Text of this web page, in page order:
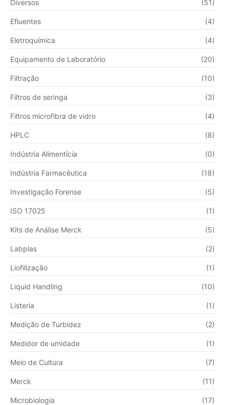
Diversos (51)
Efluentes (4)
Eletroquímica (4)
Equipamento de Laboratório (20)
Filtração (10)
Filtros de seringa (3)
Filtros microfibra de vidro (4)
HPLC (8)
Indústria Alimentícia (0)
Indústria Farmacêutica (18)
Investigação Forense (5)
ISO 17025 (1)
Kits de Análise Merck (5)
Labplas (2)
Liofilização (1)
Liquid Handling (10)
Listeria (1)
Medição de Turbidez (2)
Medidor de umidade (1)
Meio de Cultura (7)
Merck (11)
Microbiologia (17)